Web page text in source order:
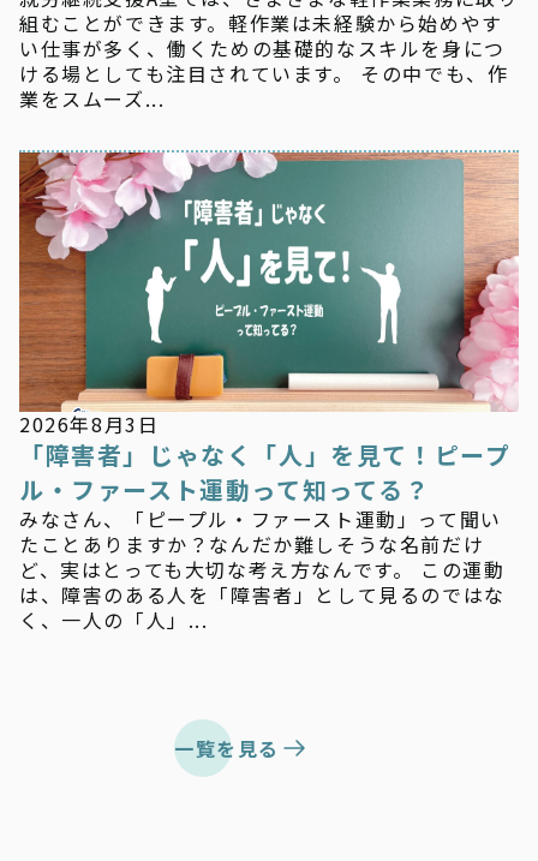
組むことができます。軽作業は未経験から始めやす
い仕事が多く、働くための基礎的なスキルを身につ
ける場としても注目されています。 その中でも、作
業をスムーズ...
お知らせ
2026年8月3日
「障害者」じゃなく「人」を見て！ピープ
ル・ファースト運動って知ってる？
みなさん、「ピープル・ファースト運動」って聞い
たことありますか？なんだか難しそうな名前だけ
ど、実はとっても大切な考え方なんです。 この運動
は、障害のある人を「障害者」として見るのではな
く、一人の「人」...
一覧を見る